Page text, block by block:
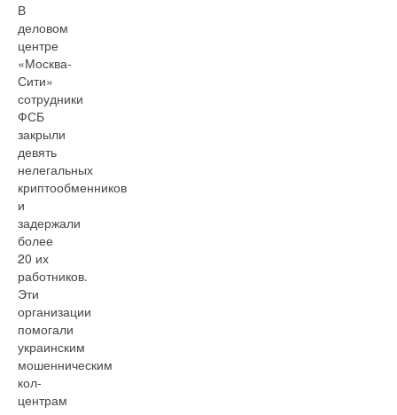
В
деловом
центре
«Москва-
Сити»
сотрудники
ФСБ
закрыли
девять
нелегальных
криптообменников
и
задержали
более
20 их
работников.
Эти
организации
помогали
украинским
мошенническим
кол-
центрам